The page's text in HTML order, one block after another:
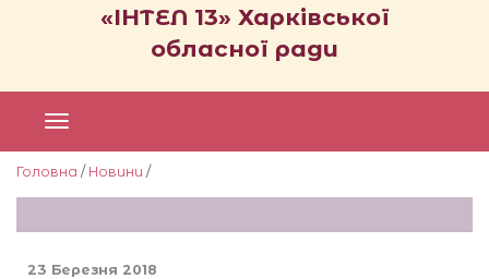
«ІНТЕЛ 13» Харківської
обласної ради
Головна / Новини /
23 Березня 2018